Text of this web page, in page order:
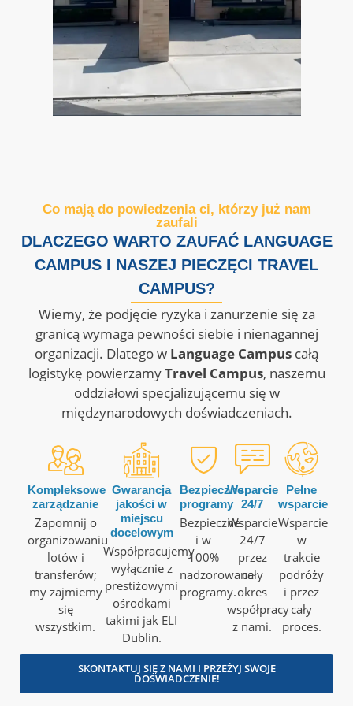
Co mają do powiedzenia ci, którzy już nam
zaufali
DLACZEGO WARTO ZAUFAĆ LANGUAGE
CAMPUS I NASZEJ PIECZĘCI TRAVEL
CAMPUS?
Wiemy, że podjęcie ryzyka i zanurzenie się za
granicą wymaga pewności siebie i nienagannej
organizacji. Dlatego w Language Campus całą
logistykę powierzamyTravel Campus, naszemu
oddziałowi specjalizującemu się w
międzynarodowych doświadczeniach.
Kompleksowe
zarządzanie
Zapomnij o
organizowaniu
lotów i
transferów;
my zajmiemy
się
wszystkim.
Gwarancja
jakości w
miejscu
docelowym
Współpracujemy
wyłącznie z
prestiżowymi
ośrodkami
takimi jak ELI
Dublin.
Bezpieczne
programy
Bezpieczne
i w
100%
nadzorowane
programy.
Wsparcie
24/7
Wsparcie
24/7
przez
cały
okres
współpracy
z nami.
Pełne
wsparcie
Wsparcie
w
trakcie
podróży
i przez
cały
proces.
SKONTAKTUJ SIĘ Z NAMI I PRZEŻYJ SWOJE
DOŚWIADCZENIE!